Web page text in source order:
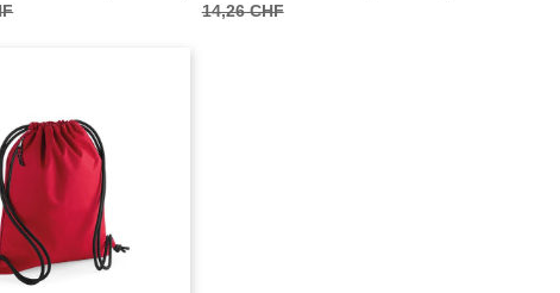
14,26 CHF